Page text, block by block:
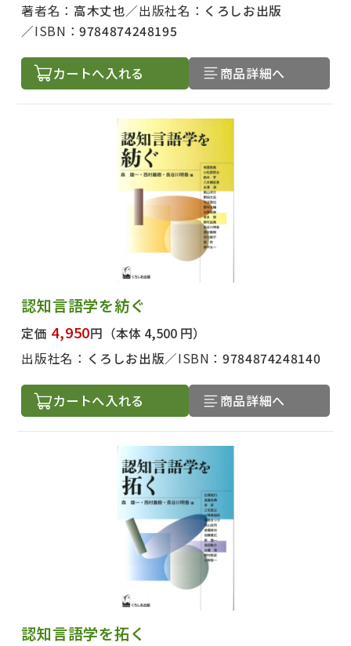
著者名： 高木丈也 出版社名： くろしお出版
ISBN：9784874248195
カートへ入れる 商品詳細へ
認知言語学を紡ぐ
定価 4,950円 （本体 4,500 円）
出版社名： くろしお出版 ISBN：9784874248140
カートへ入れる 商品詳細へ
認知言語学を拓く